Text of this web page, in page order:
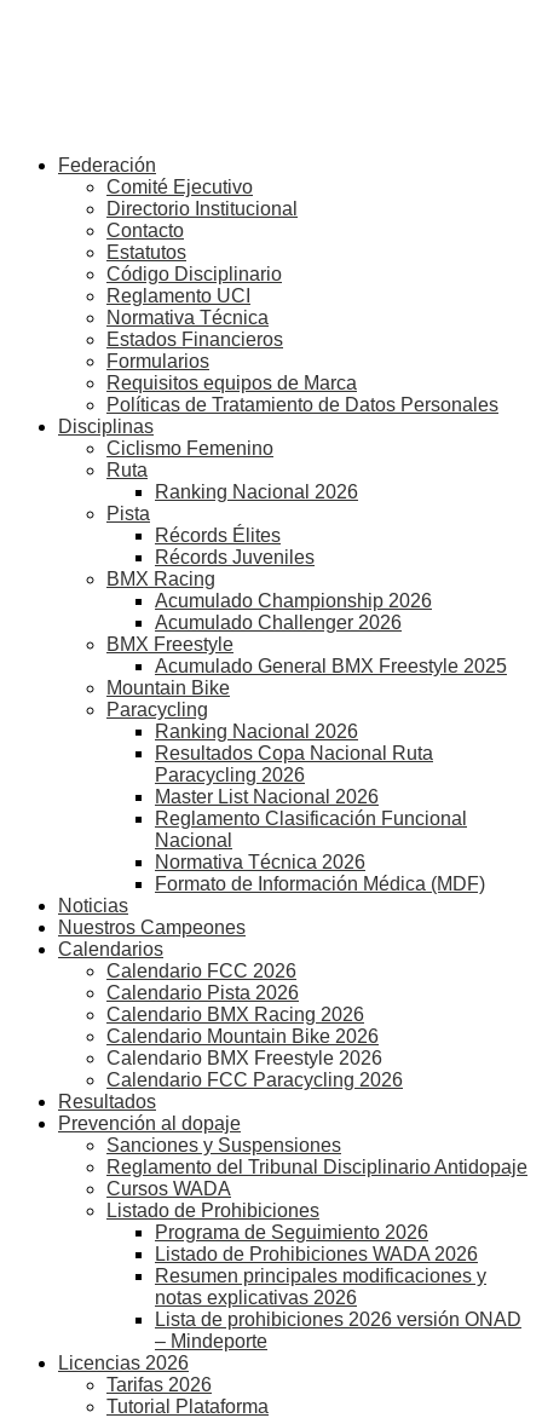
Federación
Comité Ejecutivo
Directorio Institucional
Contacto
Estatutos
Código Disciplinario
Reglamento UCI
Normativa Técnica
Estados Financieros
Formularios
Requisitos equipos de Marca
Políticas de Tratamiento de Datos Personales
Disciplinas
Ciclismo Femenino
Ruta
Ranking Nacional 2026
Pista
Récords Élites
Récords Juveniles
BMX Racing
Acumulado Championship 2026
Acumulado Challenger 2026
BMX Freestyle
Acumulado General BMX Freestyle 2025
Mountain Bike
Paracycling
Ranking Nacional 2026
Resultados Copa Nacional Ruta
Paracycling 2026
Master List Nacional 2026
Reglamento Clasificación Funcional
Nacional
Normativa Técnica 2026
Formato de Información Médica (MDF)
Noticias
Nuestros Campeones
Calendarios
Calendario FCC 2026
Calendario Pista 2026
Calendario BMX Racing 2026
Calendario Mountain Bike 2026
Calendario BMX Freestyle 2026
Calendario FCC Paracycling 2026
Resultados
Prevención al dopaje
Sanciones y Suspensiones
Reglamento del Tribunal Disciplinario Antidopaje
Cursos WADA
Listado de Prohibiciones
Programa de Seguimiento 2026
Listado de Prohibiciones WADA 2026
Resumen principales modificaciones y
notas explicativas 2026
Lista de prohibiciones 2026 versión ONAD
– Mindeporte
Licencias 2026
Tarifas 2026
Tutorial Plataforma